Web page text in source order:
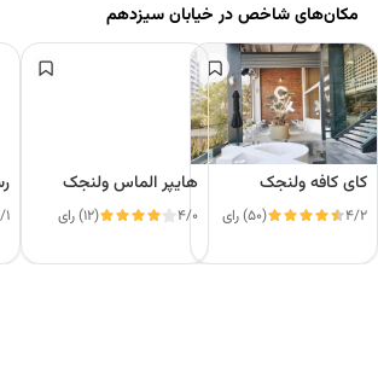
مکان‌های شاخص درخیابان سیزدهم
کای کافه ولنجک
4/2 (50) رای
هایپر الماس ولنجک
4/0 (12) رای